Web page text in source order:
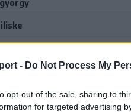
- Do Not Process My
opt-out of the sale, sharing to
for targeted advertising
Alcsík SE